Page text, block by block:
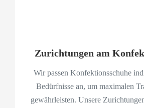
Zurichtungen am
Wir passen Konfektionsschuhe
Bedürfnisse an, um maximalen
gewährleisten. Unsere